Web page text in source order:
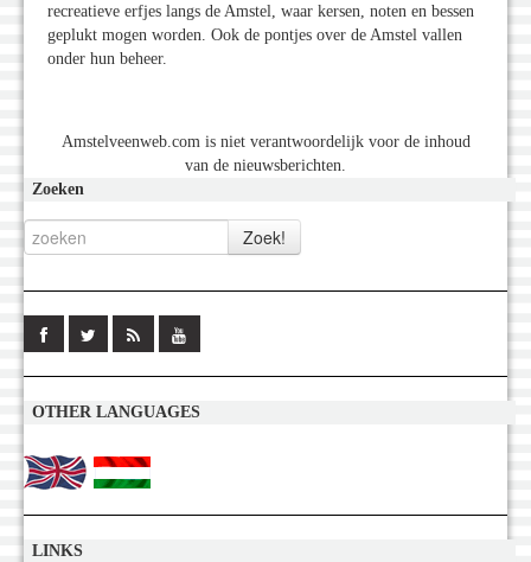
recreatieve erfjes langs de Amstel, waar kersen, noten en bessen
geplukt mogen worden. Ook de pontjes over de Amstel vallen
onder hun beheer.
Amstelveenweb.com is niet verantwoordelijk voor de inhoud
van de nieuwsberichten.
Zoeken
OTHER LANGUAGES
LINKS